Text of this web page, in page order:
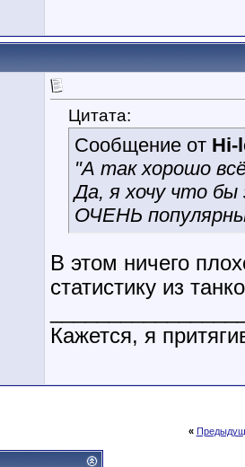
Цитата:
Сообщение от Hi-
"А так хорошо
Да, я хочу что бы
ОЧЕНЬ
В этом ничего
статистику из
Кажется, я
«